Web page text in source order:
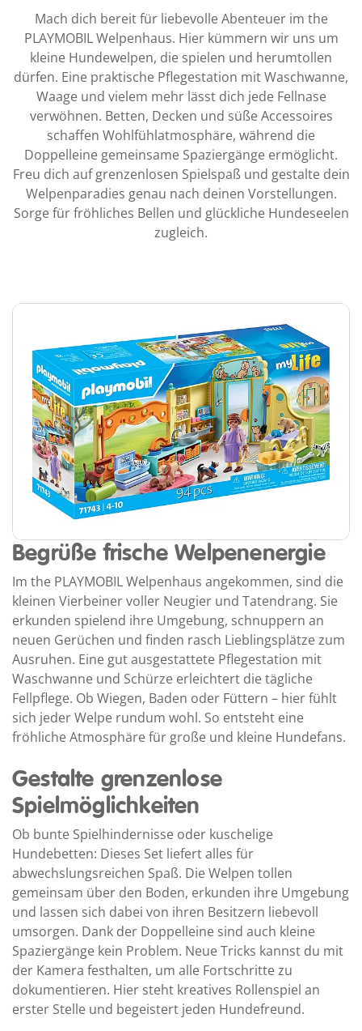
Mach dich bereit für liebevolle Abenteuer im the
PLAYMOBIL Welpenhaus. Hier kümmern wir uns um
kleine Hundewelpen, die spielen und herumtollen
dürfen. Eine praktische Pflegestation mit Waschwanne,
Waage und vielem mehr lässt dich jede Fellnase
verwöhnen. Betten, Decken und süße Accessoires
schaffen Wohlfühlatmosphäre, während die
Doppelleine gemeinsame Spaziergänge ermöglicht.
Freu dich auf grenzenlosen Spielspaß und gestalte dein
Welpenparadies genau nach deinen Vorstellungen.
Sorge für fröhliches Bellen und glückliche Hundeseelen
zugleich.
Begrüße frische Welpenenergie
Im the PLAYMOBIL Welpenhaus angekommen, sind die
kleinen Vierbeiner voller Neugier und Tatendrang. Sie
erkunden spielend ihre Umgebung, schnuppern an
neuen Gerüchen und finden rasch Lieblingsplätze zum
Ausruhen. Eine gut ausgestattete Pflegestation mit
Waschwanne und Schürze erleichtert die tägliche
Fellpflege. Ob Wiegen, Baden oder Füttern – hier fühlt
sich jeder Welpe rundum wohl. So entsteht eine
fröhliche Atmosphäre für große und kleine Hundefans.
Gestalte grenzenlose
Spielmöglichkeiten
Ob bunte Spielhindernisse oder kuschelige
Hundebetten: Dieses Set liefert alles für
abwechslungsreichen Spaß. Die Welpen tollen
gemeinsam über den Boden, erkunden ihre Umgebung
und lassen sich dabei von ihren Besitzern liebevoll
umsorgen. Dank der Doppelleine sind auch kleine
Spaziergänge kein Problem. Neue Tricks kannst du mit
der Kamera festhalten, um alle Fortschritte zu
dokumentieren. Hier steht kreatives Rollenspiel an
erster Stelle und begeistert jeden Hundefreund.